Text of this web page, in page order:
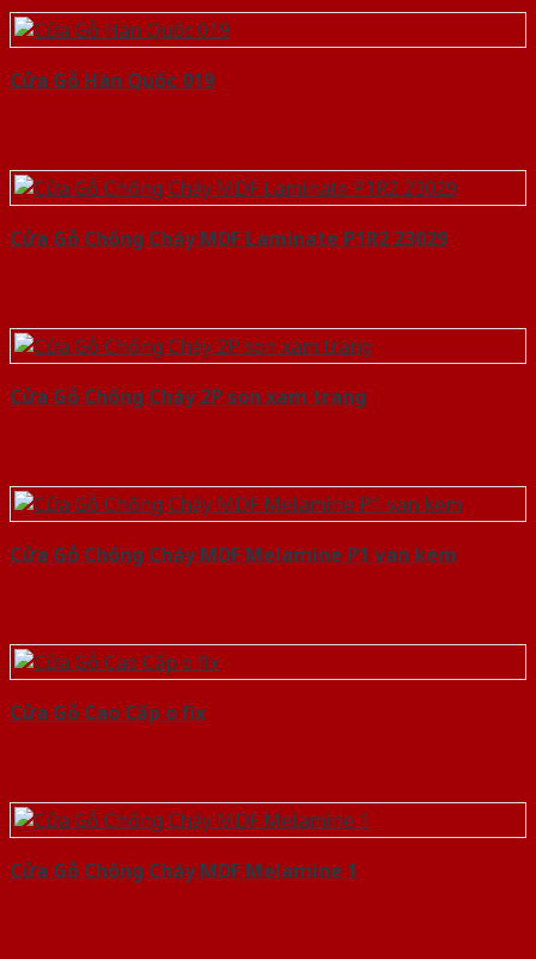
Cửa Gỗ Hàn Quốc 019
Cửa Gỗ Chống Cháy MDF Laminate P1R2 23029
Cửa Gỗ Chống Cháy 2P son xam trang
Cửa Gỗ Chống Cháy MDF Melamine P1 van kem
Cửa Gỗ Cao Cấp o fix
Cửa Gỗ Chống Cháy MDF Melamine 1